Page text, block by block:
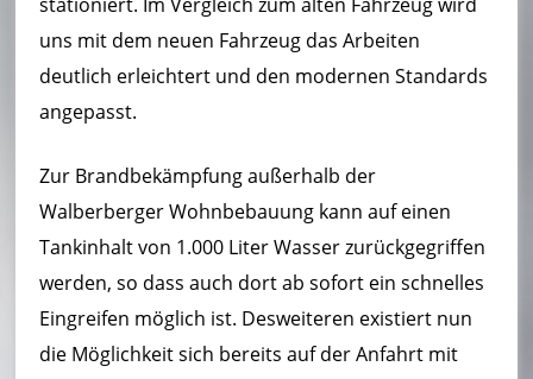
h
ei
n
h
ei
t
W
al
uns mit dem neuen Fahrzeug das Arbeiten
deutlich erleichtert und den modernen Standards
angepasst.
Zur Brandbekämpfung außerhalb der
Walberberger Wohnbebauung kann auf einen
Tankinhalt von 1.000 Liter Wasser zurückgegriffen
werden, so dass auch dort ab sofort ein schnelles
Eingreifen möglich ist. Desweiteren existiert nun
die Möglichkeit sich bereits auf der Anfahrt mit